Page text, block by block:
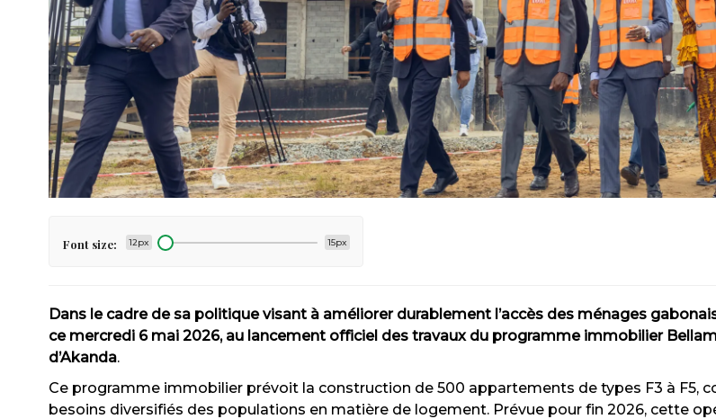
Font size: 12px 15px
Dans le cadre de sa politique visant à améliorer durablement l’accès des ménages
ce mercredi 6 mai 2026, au lancement officiel des travaux du programme immobilier
d’Akanda.
Ce programme immobilier prévoit la construction de 500 appartements de types F3 à F5,
besoins diversifiés des populations en matière de logement. Prévue pour fin 2026, cette